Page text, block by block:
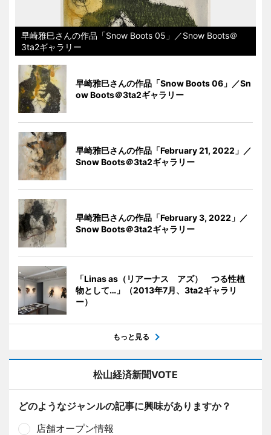
早崎雅巳さんの作品「Snow Boots 05」／Snow Boots＠
3ta2ギャラリー
早崎雅巳さんの作品「Snow Boots 06」／Sn
ow Boots＠3ta2ギャラリー
早崎雅巳さんの作品「February 21, 2022」／
Snow Boots＠3ta2ギャラリー
早崎雅巳さんの作品「February 3, 2022」／
Snow Boots＠3ta2ギャラリー
「Linas as（リアーナス アズ） つる性植
物として…」（2013年7月、3ta2ギャラリ
ー）
もっと見る
松山経済新聞VOTE
どのようなジャンルの記事に興味がありますか？
店舗オープン情報